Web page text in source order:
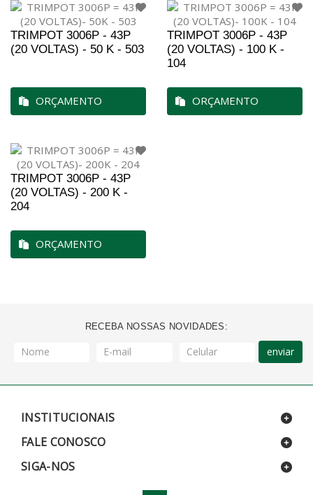
TRIMPOT 3006P - 43P
(20 VOLTAS) - 50 K - 503
ORÇAMENTO
TRIMPOT 3006P - 43P
(20 VOLTAS) - 100 K -
104
ORÇAMENTO
TRIMPOT 3006P - 43P
(20 VOLTAS) - 200 K -
204
ORÇAMENTO
RECEBA NOSSAS NOVIDADES:
enviar
INSTITUCIONAIS
FALE CONOSCO
SIGA-NOS